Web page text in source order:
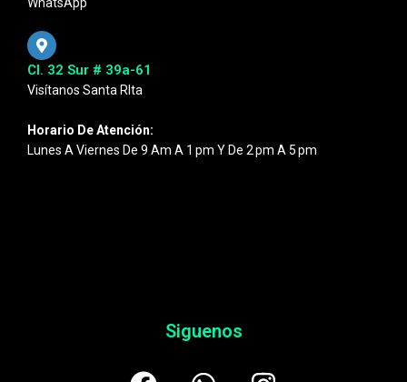
Cl. 32 Sur # 39a-61
Visítanos Santa RIta
Horario De Atención:
Lunes A Viernes De 9 Am A 1 Pm Y De 2 Pm A 5 Pm
Siguenos